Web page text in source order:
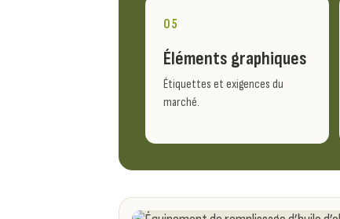
05
Éléments graphiques
Étiquettes et exigences du
marché.